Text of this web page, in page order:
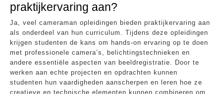
praktijkervaring aan?
Ja, veel cameraman opleidingen bieden praktijkervaring aan
als onderdeel van hun curriculum. Tijdens deze opleidingen
krijgen studenten de kans om hands-on ervaring op te doen
met professionele camera’s, belichtingstechnieken en
andere essentiële aspecten van beeldregistratie. Door te
werken aan echte projecten en opdrachten kunnen
studenten hun vaardigheden aanscherpen en leren hoe ze
creatieve en technische elementen kunnen combineren om